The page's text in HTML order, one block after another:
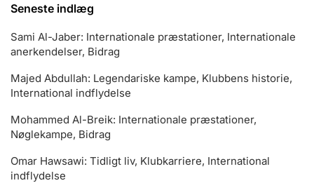
Seneste indlæg
Sami Al-Jaber: Internationale præstationer, Internationale
anerkendelser, Bidrag
Majed Abdullah: Legendariske kampe, Klubbens historie,
International indflydelse
Mohammed Al-Breik: Internationale præstationer,
Nøglekampe, Bidrag
Omar Hawsawi: Tidligt liv, Klubkarriere, International
indflydelse